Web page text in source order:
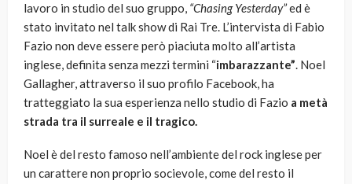
lavoro in studio del suo gruppo, “Chasing Yesterday”ed è
stato invitato nel talk show di Rai Tre. L’intervista di Fabio
Fazio non deve essere però piaciuta molto all’artista
inglese, definita senza mezzi termini “imbarazzante”. Noel
Gallagher, attraverso il suo profilo Facebook, ha
tratteggiato la sua esperienza nello studio di Fazio a metà
strada tra il surreale e il tragico.
Noel è del resto famoso nell’ambiente del rock inglese per
un carattere non proprio socievole, come del resto il